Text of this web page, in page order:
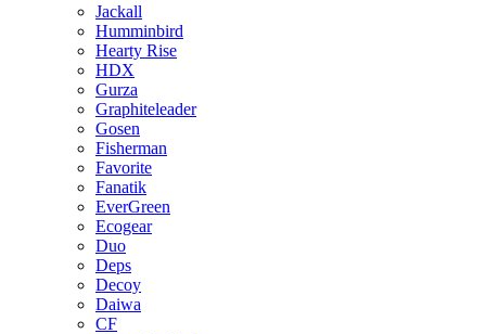
Jackall
Humminbird
Hearty Rise
HDX
Gurza
Graphiteleader
Gosen
Fisherman
Favorite
Fanatik
EverGreen
Ecogear
Duo
Deps
Decoy
Daiwa
CF